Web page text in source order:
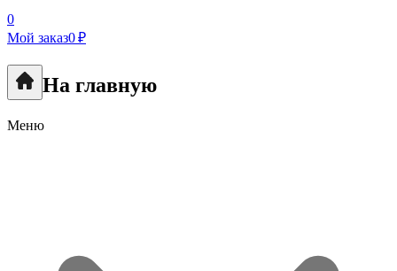
0
Мой заказ0 ₽
На главную
Меню